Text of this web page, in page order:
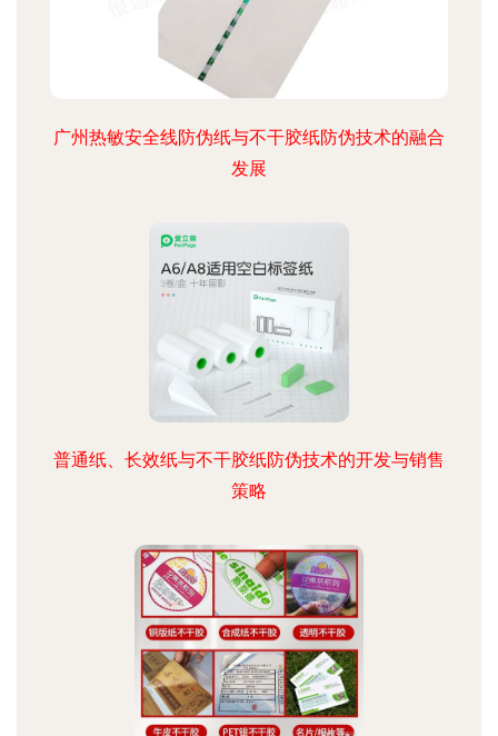
广州热敏安全线防伪纸与不干胶纸防伪技术的融合
发展
普通纸、长效纸与不干胶纸防伪技术的开发与销售
策略